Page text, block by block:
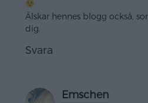
Älskar hennes blogg också,
dig.
Svara
Emschen